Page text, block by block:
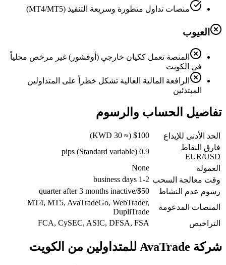
منصات تداول متطورة وسريعة التنفيذ (MT4/MT5)
العيوب
المنصة تعمل ككيان خارجي (أوفشور) غير مرخص محلياً
في الكويت
الرافعة المالية العالية تشكل خطراً على المتداولين
المبتدئين
تفاصيل الحساب والرسوم
الحد الأدنى للإيداع
$100 (≈ 30 KWD)
فارق النقاط
EUR/USD
0.9 pips (Standard variable)
العمولة
None
وقت معالجة السحب 1-2 business days
رسوم عدم النشاط
$50/quarter after 3 months inactive
المنصات المدعومة
MT4, MT5, AvaTradeGo, WebTrader,
DupliTrade
التراخيص
FCA, CySEC, ASIC, DFSA, FSA
شركة AvaTrade للمتداولين من الكويت